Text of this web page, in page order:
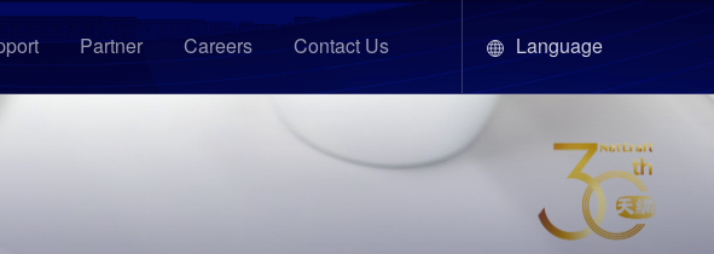
Partner Careers Contact Us Language